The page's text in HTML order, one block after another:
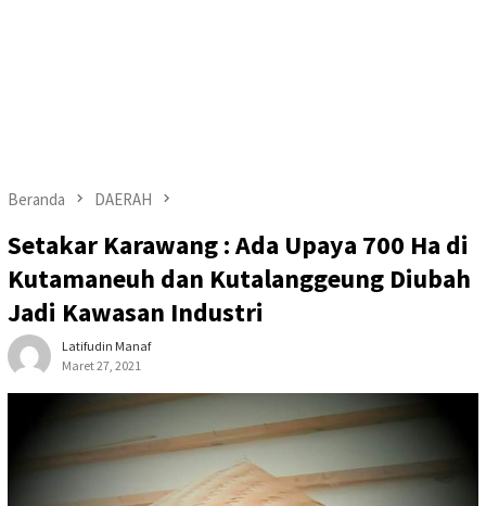
Beranda DAERAH
Setakar Karawang : Ada Upaya 700 Ha di
Kutamaneuh dan Kutalanggeung Diubah
Jadi Kawasan Industri
Latifudin Manaf
Maret 27, 2021